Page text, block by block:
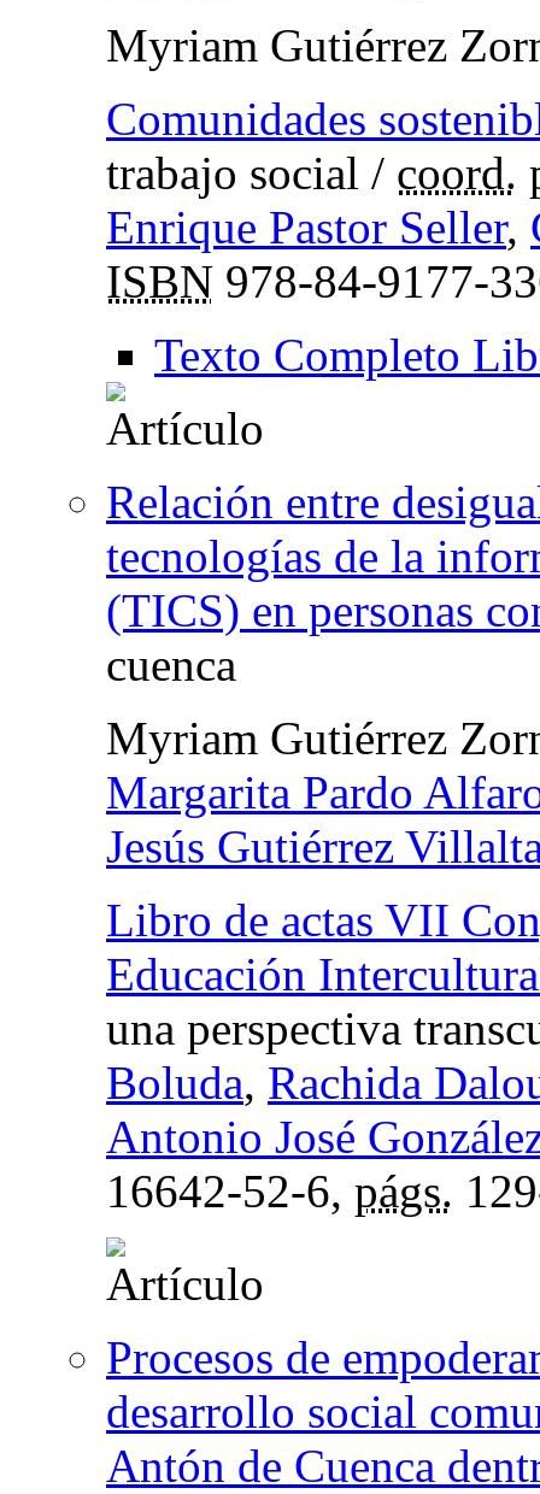
Myriam Gutiérrez
Comunidades
trabajo social / coord.
Enrique Pastor Seller,
ISBN 978-84-9177-
Texto Completo
Relación entre
tecnologías de la
(TICS) en personas
cuenca
Myriam Gutiérrez
Margarita Pardo
Jesús Gutiérrez
Libro de actas VII
Educación
una perspectiva
Boluda, Rachida
Antonio José
16642-52-6, págs.
Procesos de
desarrollo social
Antón de Cuenca